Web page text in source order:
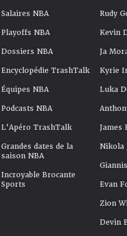
Salaires NBA
Playoffs NBA
Dossiers NBA
Encyclopédie TrashTalk
Équipes NBA
Podcasts NBA
L'Apéro TrashTalk
Grandes dates de la
saison NBA
Incroyable Brocante
Sports
Rudy
Kevin
Ja
Kyrie
Luka
James
Nikola
Evan
Zion
Devin